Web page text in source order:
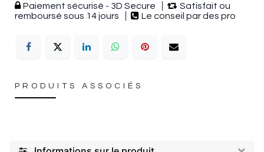
Paiement sécurisé - 3D Secure
Satisfait ou
remboursé sous 14 jours
Le conseil par des pro
PRODUITS ASSOCIÉS